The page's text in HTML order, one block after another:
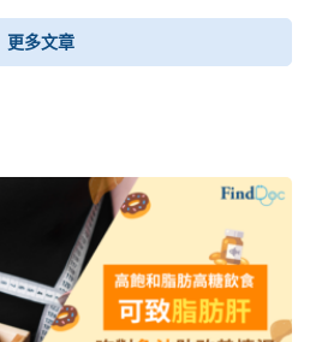
更多文章